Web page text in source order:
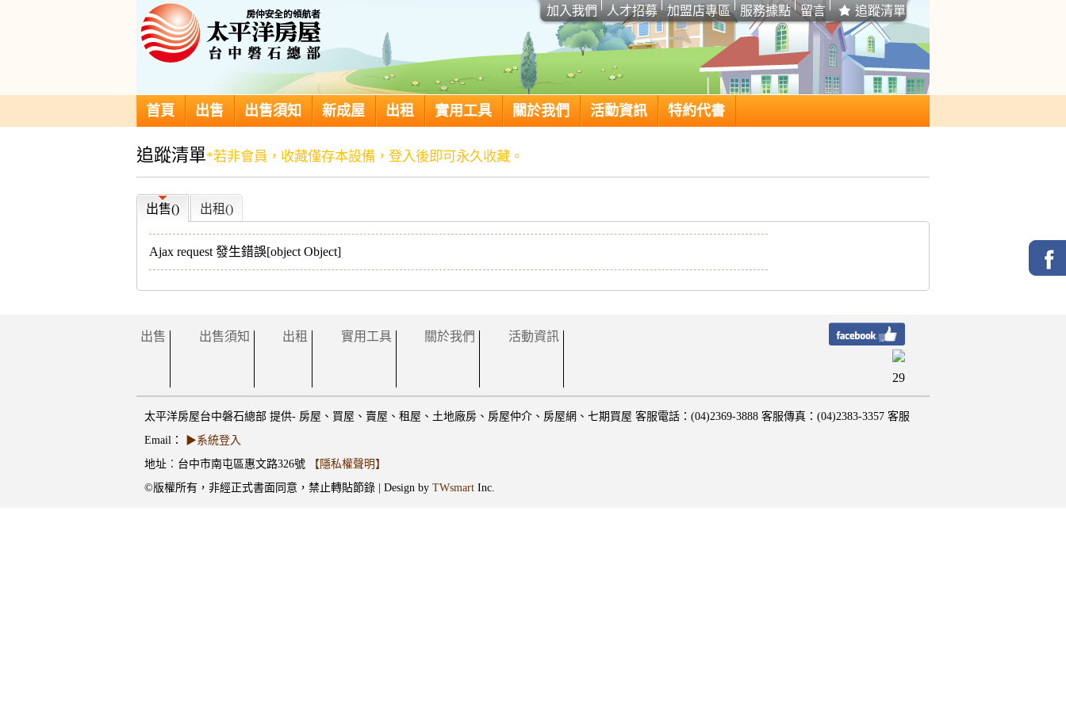
加入我們 人才招募 加盟店專區 服務據點 留言 追蹤清單
首頁 出售 出售須知 新成屋 出租 實用工具 關於我們 活動資訊 特約代書
追蹤清單*若非會員，收藏僅存本設備，登入後即可永久收藏。
出售() 出租()
Ajax request 發生錯誤[object Object]
出售 出售須知 出租 實用工具 關於我們 活動資訊
29
太平洋房屋台中磐石總部 提供- 房屋、買屋、賣屋、租屋、土地廠房、房屋仲介、房屋網、七期買屋 客服電話：(04)2369-3888 客服傳真：(04)2383-3357 客服
Email：
▶系統登入
地址 ： 台中市南屯區惠文路326號
【隱私權聲明】
©版權所有，非經正式書面同意，禁止轉貼節錄 | Design by TWsmart Inc.